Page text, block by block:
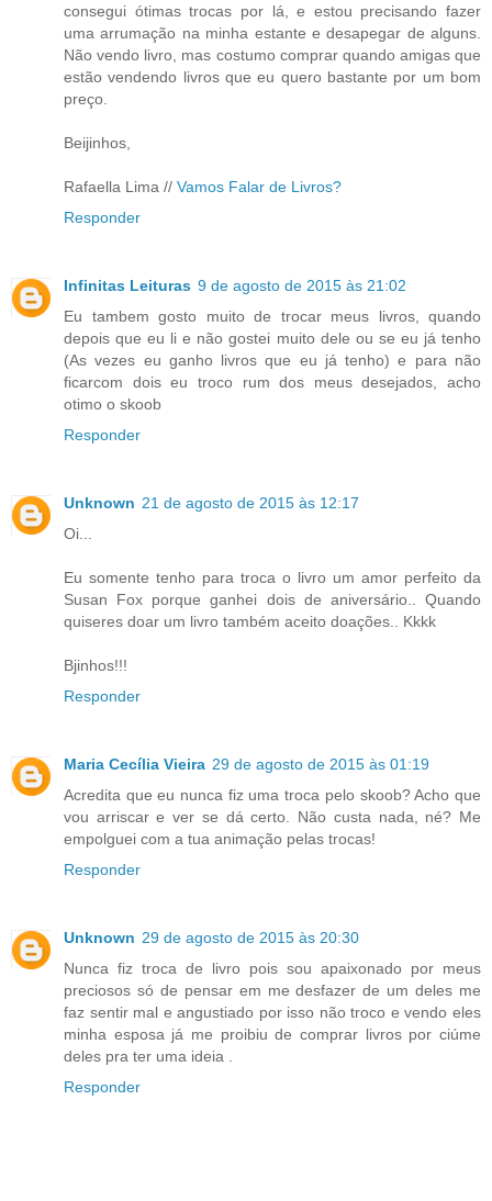
consegui ótimas trocas por lá, e estou precisando fazer
uma arrumação na minha estante e desapegar de alguns.
Não vendo livro, mas costumo comprar quando amigas que
estão vendendo livros que eu quero bastante por um bom
preço.
Beijinhos,
Rafaella Lima // Vamos Falar de Livros?
Responder
Infinitas Leituras 9 de agosto de 2015 às 21:02
Eu tambem gosto muito de trocar meus livros, quando
depois que eu li e não gostei muito dele ou se eu já tenho
(As vezes eu ganho livros que eu já tenho) e para não
ficarcom dois eu troco rum dos meus desejados, acho
otimo o skoob
Responder
Unknown 21 de agosto de 2015 às 12:17
Oi...
Eu somente tenho para troca o livro um amor perfeito da
Susan Fox porque ganhei dois de aniversário.. Quando
quiseres doar um livro também aceito doações.. Kkkk
Bjinhos!!!
Responder
Maria Cecília Vieira 29 de agosto de 2015 às 01:19
Acredita que eu nunca fiz uma troca pelo skoob? Acho que
vou arriscar e ver se dá certo. Não custa nada, né? Me
empolguei com a tua animação pelas trocas!
Responder
Unknown 29 de agosto de 2015 às 20:30
Nunca fiz troca de livro pois sou apaixonado por meus
preciosos só de pensar em me desfazer de um deles me
faz sentir mal e angustiado por isso não troco e vendo eles
minha esposa já me proibiu de comprar livros por ciúme
deles pra ter uma ideia .
Responder